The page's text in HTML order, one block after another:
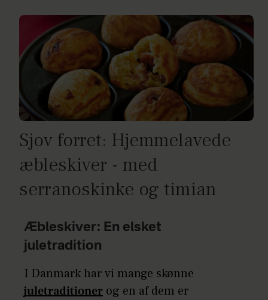
Sjov forret: Hjemmelavede
æbleskiver - med
serranoskinke og timian
Æbleskiver: En elsket
juletradition
I Danmark har vi mange skønne
juletraditioner og en af dem er